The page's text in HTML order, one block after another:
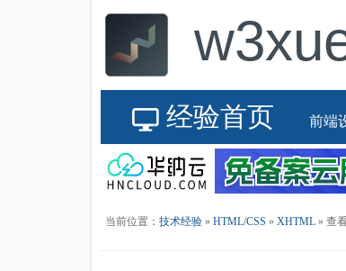
经验首页 前端
当前位置： 技术经验 » HTML/CSS » XHTML » 查